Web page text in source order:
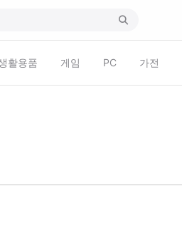
활용품 게임 PC 가전